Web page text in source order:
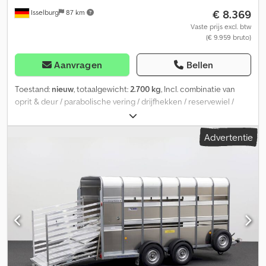
Isselburg 87 km € 8.369
Vaste prijs excl. btw
(€ 9.959 bruto)
Aanvragen Bellen
Toestand: nieuw, totaalgewicht:2.700 kg, Incl. combinatie van
oprit & deur / parabolische vering / drijfhekken / reservewiel /
ventilatie boven / ventilatie onder Technische gegevens: • Merk:
Ifor Williams • Model: TA5 • Voertuigtype: Veetrailer •
Voertuigconditie: Nieuw voertuig • Eerste registratie: zonder
465 x 207 x 235 cm • Laadvloerhoogte: 42 cm • Toegestane
totaalgewicht: 2.700 kg • Leeggewicht: 882 kg • Laadvermogen:
1.818 kg • Chassis: laaglader (wielen naast de opbouw) • Banden:
175/75R16C • Onderstel: KNOTT-paraboolvering • Neuswiel: Ja •
100 km/u goedkeuring: optioneel, achteraf in te bouwen
BESCHRIJVING • Versterkte, degelijk geschroefde V-dissel • Zeer
stabiel gelast stalen frame • Frame volledig dompelbad thermisch
verzinkt • Veel dwarsliggers voor hoge puntbelasting • Bodem van
Advertentie